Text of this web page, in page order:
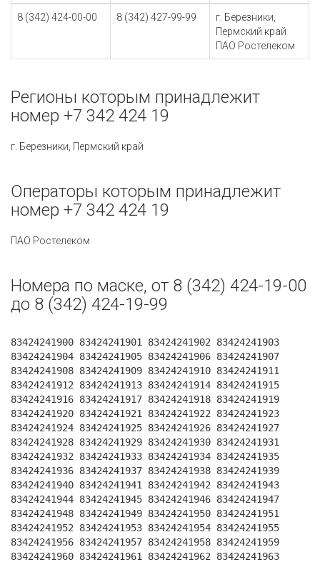
8 (342) 424-00-00 8 (342) 427-99-99
г. Березники,
Пермский край
ПАО Ростелеком
Регионы которым принадлежит
номер +7 342 424 19
г. Березники, Пермский край
Операторы которым принадлежит
номер +7 342 424 19
ПАО Ростелеком
Номера по маске, от 8 (342) 424-19-00
до 8 (342) 424-19-99
83424241900 83424241901 83424241902 83424241903
83424241904 83424241905 83424241906 83424241907
83424241908 83424241909 83424241910 83424241911
83424241912 83424241913 83424241914 83424241915
83424241916 83424241917 83424241918 83424241919
83424241920 83424241921 83424241922 83424241923
83424241924 83424241925 83424241926 83424241927
83424241928 83424241929 83424241930 83424241931
83424241932 83424241933 83424241934 83424241935
83424241936 83424241937 83424241938 83424241939
83424241940 83424241941 83424241942 83424241943
83424241944 83424241945 83424241946 83424241947
83424241948 83424241949 83424241950 83424241951
83424241952 83424241953 83424241954 83424241955
83424241956 83424241957 83424241958 83424241959
83424241960 83424241961 83424241962 83424241963